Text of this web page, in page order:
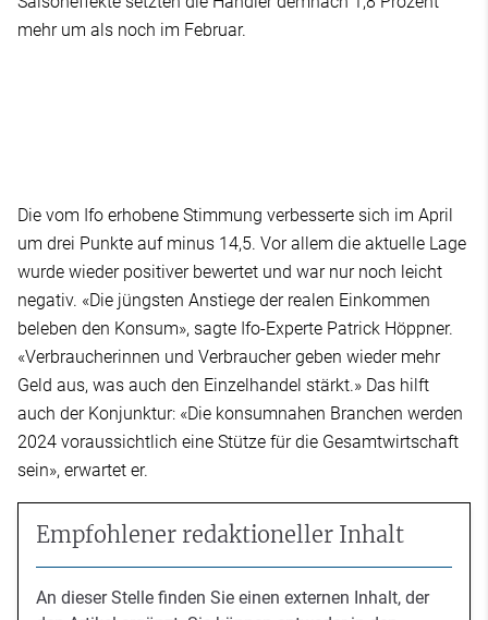
mehr um als noch im Februar.
Die vom Ifo erhobene Stimmung verbesserte sich im April
um drei Punkte auf minus 14,5. Vor allem die aktuelle Lage
wurde wieder positiver bewertet und war nur noch leicht
negativ. «Die jüngsten Anstiege der realen Einkommen
beleben den Konsum», sagte Ifo-Experte Patrick Höppner.
«Verbraucherinnen und Verbraucher geben wieder mehr
Geld aus, was auch den Einzelhandel stärkt.» Das hilft
auch der Konjunktur: «Die konsumnahen Branchen werden
2024 voraussichtlich eine Stütze für die Gesamtwirtschaft
sein», erwartet er.
Empfohlener redaktioneller Inhalt
An dieser Stelle finden Sie einen externen Inhalt, der